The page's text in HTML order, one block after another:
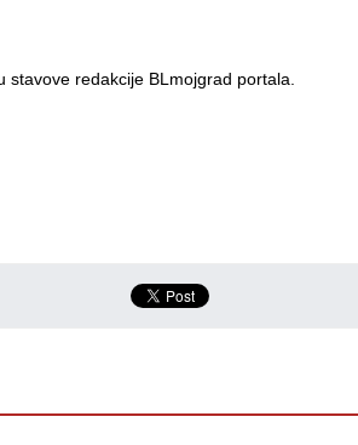
redakcije BLmojgrad portala.